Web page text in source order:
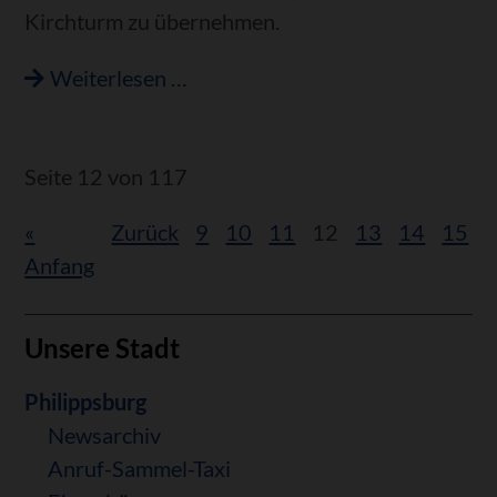
Unsere Stadt
Navigation
überspringen
Philippsburg
Newsarchiv
Anruf-Sammel-Taxi
Kirchturm zu übernehmen.
Weiterlesen …
Seite 12 von 117
«
Anfang
Zurück 9 10 11 12 13 14 15